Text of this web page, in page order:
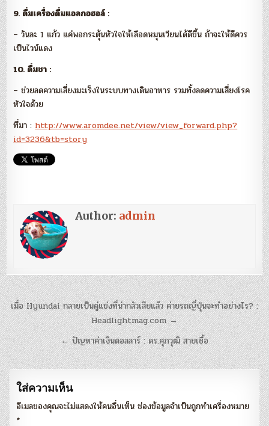
9. ดื่มเครื่องดื่มแอลกอฮอล์ :
– วันละ 1 แก้ว แค่พอกระตุ้นหัวใจให้เลือดหมุนเวียนได้ดีขึ้น ถ้าจะให้ดีควร
เป็นไวน์แดง
10. ดื่มชา :
– ช่วยลดความเสี่ยงมะเร็งในระบบทางเดินอาหาร รวมทั้งลดความเสี่ยงโรค
หัวใจด้วย
ที่มา : http://www.aromdee.net/view/view_forward.php?
id=3236&tb=story
Author: admin
แนะแนว
เรื่อง
เมื่อ Hyundai กลายเป็นคู่แข่งที่น่ากลัวเสียแล้ว ค่ายรถญี่ปุ่นจะทำอย่างไร? :
Headlightmag.com →
← ปัญหาค่าเงินดอลลาร์ : ดร.ศุภวุฒิ สายเชื้อ
ใส่ความเห็น
อีเมลของคุณจะไม่แสดงให้คนอื่นเห็น ช่องข้อมูลจำเป็นถูกทำเครื่องหมาย
*